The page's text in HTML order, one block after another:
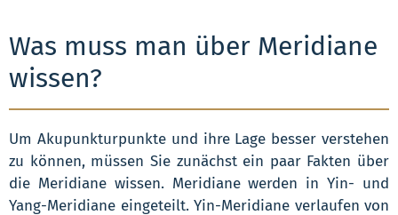
Was muss man über Meridiane
wissen?
Um Akupunkturpunkte und ihre Lage besser verstehen
zu können, müssen Sie zunächst ein paar Fakten über
die Meridiane wissen. Meridiane werden in Yin- und
Yang-Meridiane eingeteilt. Yin-Meridiane verlaufen von